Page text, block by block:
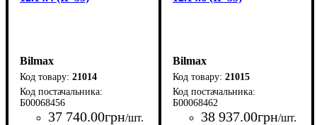
Bilmax
21014
Б00068456
37 740.00грн/шт.
Bilmax
21015
Б00068462
38 937.00грн/шт.